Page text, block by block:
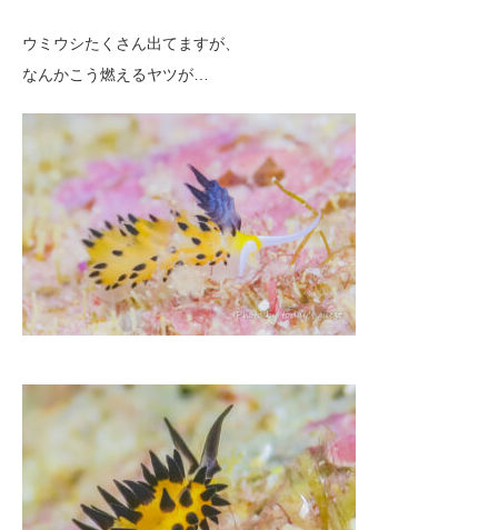
ウミウシたくさん出てますが、
なんかこう燃えるヤツが…